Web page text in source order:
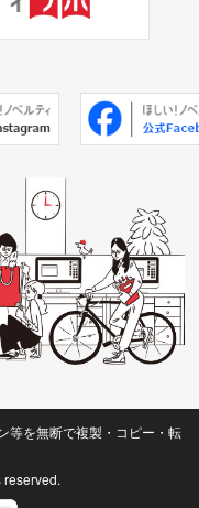
等を無断で複製・コピー・転